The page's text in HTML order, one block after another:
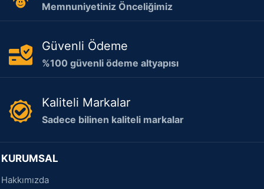
Memnuniyetiniz Önceliğimiz
Güvenli Ödeme
%100 güvenli ödeme altyapısı
Kaliteli Markalar
Sadece bilinen kaliteli markalar
KURUMSAL
Hakkımızda